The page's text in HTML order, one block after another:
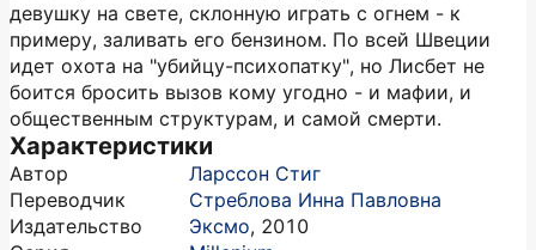
девушку на свете, склонную играть с огнем - к
примеру, заливать его бензином. По всей Швеции
идет охота на "убийцу-психопатку", но Лисбет не
боится бросить вызов кому угодно - и мафии, и
общественным структурам, и самой смерти.
Характеристики
Автор
Ларссон Стиг
Переводчик
Стреблова Инна Павловна
Издательство
Эксмо, 2010